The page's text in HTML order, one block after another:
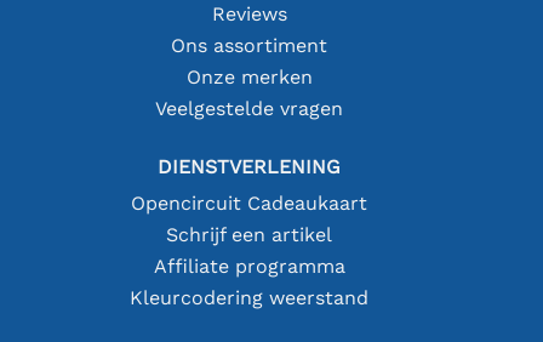
Reviews
Ons assortiment
Onze merken
Veelgestelde vragen
DIENSTVERLENING
Opencircuit Cadeaukaart
Schrijf een artikel
Affiliate programma
Kleurcodering weerstand